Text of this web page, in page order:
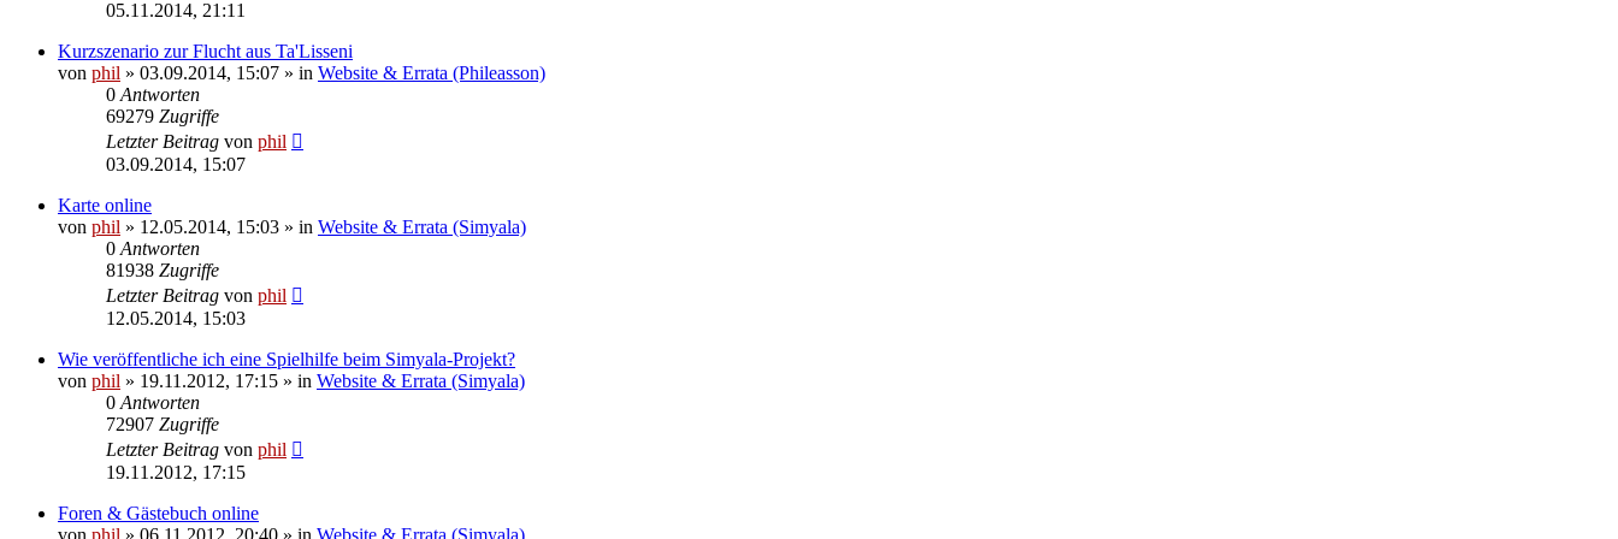
05.11.2014, 21:11
Kurzszenario zur Flucht aus Ta'Lisseni
von phil » 03.09.2014, 15:07 » in Website & Errata (Phileasson)
0 Antworten
69279 Zugriffe
Letzter Beitrag von phil
03.09.2014, 15:07
Karte online
von phil » 12.05.2014, 15:03 » in Website & Errata (Simyala)
0 Antworten
81938 Zugriffe
Letzter Beitrag von phil
12.05.2014, 15:03
Wie veröffentliche ich eine Spielhilfe beim Simyala-Projekt?
von phil » 19.11.2012, 17:15 » in Website & Errata (Simyala)
0 Antworten
72907 Zugriffe
Letzter Beitrag von phil
19.11.2012, 17:15
Foren & Gästebuch online
von phil » 06.11.2012, 20:40 » in Website & Errata (Simyala)